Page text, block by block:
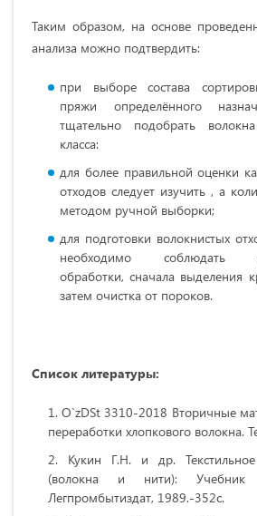
Таким образом, на основе
анализа можно подтвердить:
при выборе состава
пряжи определённого
тщательно подобрать
класса:
для более правильной оценки
отходов следует изучить , а
методом ручной выборки;
для подготовки волокнистых
необходимо соблюдать
обработки, сначала выделения
затем очистка от пороков.
Список литературы:
O`zDSt 3310-2018 Вторичные
переработки хлопкового волокна.
Кукин Г.Н. и др. Текстильное
(волокна и нити):
Легпромбытиздат, 1989.-352с.